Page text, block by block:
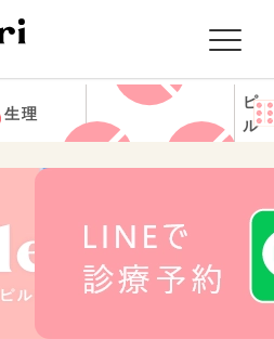
生理
ピ
ル